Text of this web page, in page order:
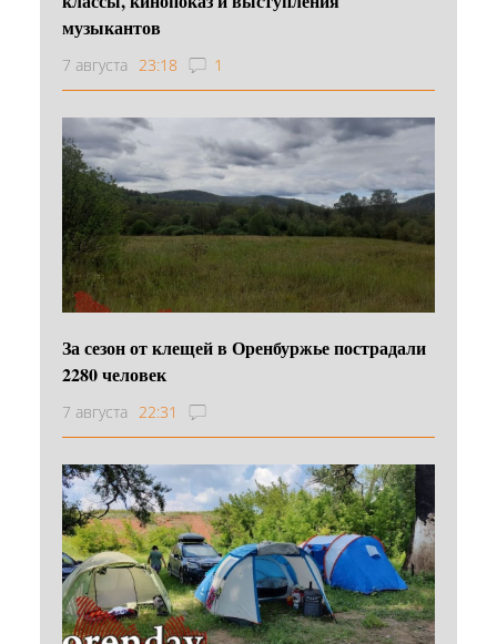
музыкантов
7 августа 23:18 1
За сезон от клещей в Оренбуржье пострадали
2280 человек
7 августа 22:31